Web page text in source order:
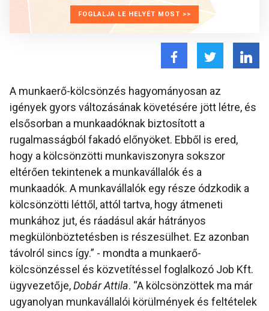
FOGLALJA LE HELYÉT MOST >>
A munkaerő-kölcsönzés hagyományosan az
igények gyors változásának követésére jött létre, és
elsősorban a munkaadóknak biztosított a
rugalmasságból fakadó előnyöket. Ebből is ered,
hogy a kölcsönzötti munkaviszonyra sokszor
eltérően tekintenek a munkavállalók és a
munkaadók. A munkavállalók egy része ódzkodik a
kölcsönzötti léttől, attól tartva, hogy átmeneti
munkához jut, és ráadásul akár hátrányos
megkülönböztetésben is részesülhet. Ez azonban
távolról sincs így.” - mondta a munkaerő-
kölcsönzéssel és közvetítéssel foglalkozó Job Kft.
ügyvezetője,Dobár Attila. “A kölcsönzöttek ma már
ugyanolyan munkavállalói körülmények és feltételek